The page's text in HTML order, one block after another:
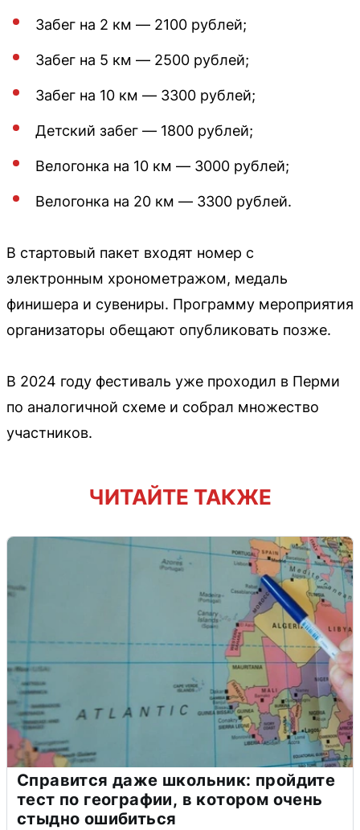
Забег на 2 км — 2100 рублей;
Забег на 5 км — 2500 рублей;
Забег на 10 км — 3300 рублей;
Детский забег — 1800 рублей;
Велогонка на 10 км — 3000 рублей;
Велогонка на 20 км — 3300 рублей.
В стартовый пакет входят номер с
электронным хронометражом, медаль
финишера и сувениры. Программу мероприятия
организаторы обещают опубликовать позже.
В 2024 году фестиваль уже проходил в Перми
по аналогичной схеме и собрал множество
участников.
ЧИТАЙТЕ ТАКЖЕ
Справится даже школьник: пройдите
тест по географии, в котором очень
стыдно ошибиться